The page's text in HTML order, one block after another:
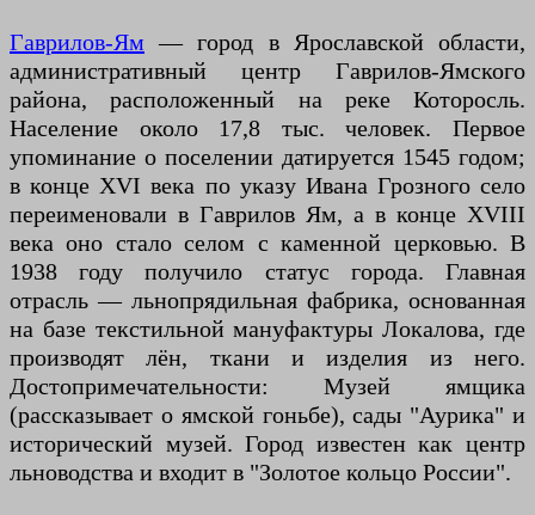
Гаврилов-Ям — город в Ярославской области,
административный центр Гаврилов-Ямского
района, расположенный на реке Которосль.
Население около 17,8 тыс. человек. Первое
упоминание о поселении датируется 1545 годом;
в конце XVI века по указу Ивана Грозного село
переименовали в Гаврилов Ям, а в конце XVIII
века оно стало селом с каменной церковью. В
1938 году получило статус города. Главная
отрасль — льнопрядильная фабрика, основанная
на базе текстильной мануфактуры Локалова, где
производят лён, ткани и изделия из него.
Достопримечательности: Музей ямщика
(рассказывает о ямской гоньбе), сады "Аурика" и
исторический музей. Город известен как центр
льноводства и входит в "Золотое кольцо России".